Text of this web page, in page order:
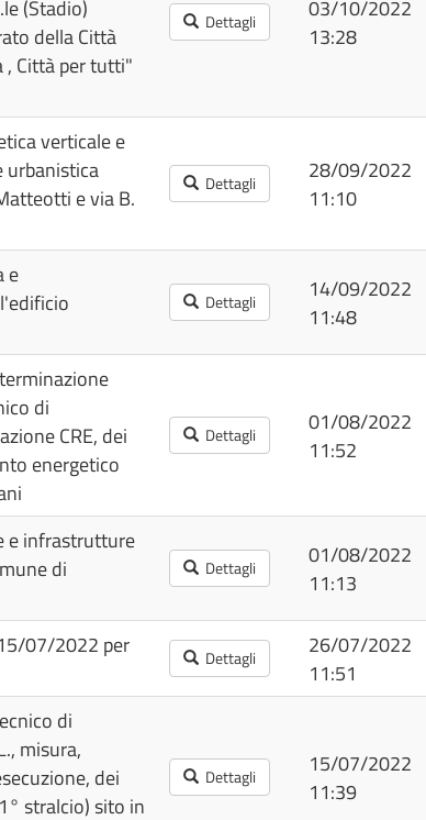
(Stadio)
della Città
Città per tutti"
Dettagli
03/10/2022
13:28
verticale e
urbanistica
e via B.
Dettagli
28/09/2022
11:10
e
Dettagli
14/09/2022
11:48
di
CRE, dei
energetico
Dettagli
01/08/2022
11:52
e infrastrutture
di
Dettagli
01/08/2022
11:13
07/2022 per
Dettagli
26/07/2022
11:51
di
misura,
dei
stralcio) sito in
Dettagli
15/07/2022
11:39